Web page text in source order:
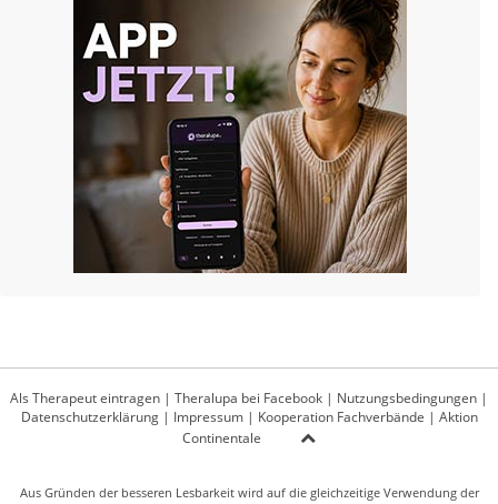
Als Therapeut eintragen | Theralupa bei Facebook | Nutzungsbedingungen |
Datenschutzerklärung| Impressum| Kooperation Fachverbände | Aktion
Continentale
Aus Gründen der besseren Lesbarkeit wird auf die gleichzeitige Verwendung der